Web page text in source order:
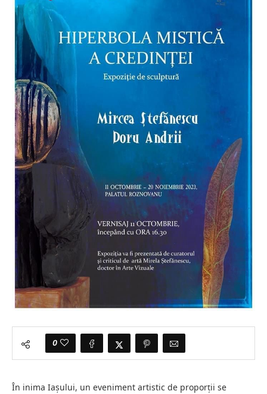
0
În inima Iașului, un eveniment artistic de proporții se